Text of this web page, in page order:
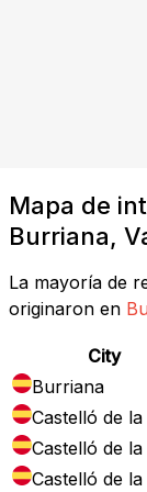
Mapa de
Burriana,
La mayoría de
originaron en
City
Burriana
Castelló de
Castelló de
Castelló de